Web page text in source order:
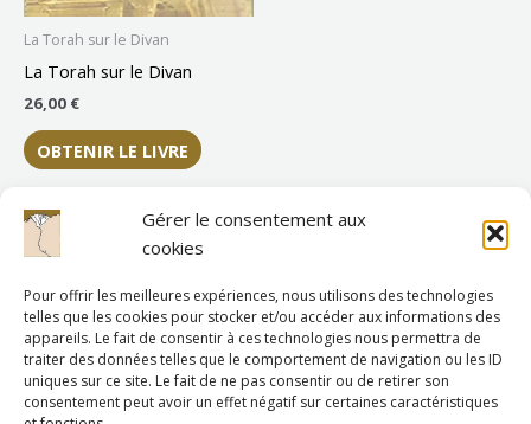
Gérer le consentement aux
cookies
Pour offrir les meilleures expériences, nous utilisons des technologies
telles que les cookies pour stocker et/ou accéder aux informations des
appareils. Le fait de consentir à ces technologies nous permettra de
traiter des données telles que le comportement de navigation ou les ID
uniques sur ce site. Le fait de ne pas consentir ou de retirer son
consentement peut avoir un effet négatif sur certaines caractéristiques
La Torah sur le Divan
La Torah sur le Divan
26,00 €
OBTENIR LE LIVRE